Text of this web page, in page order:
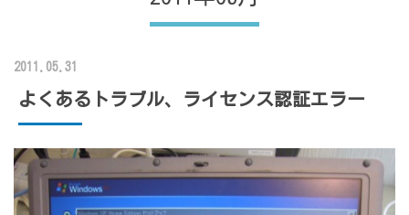
2011.05.31
よくあるトラブル、ライセンス認証エラー